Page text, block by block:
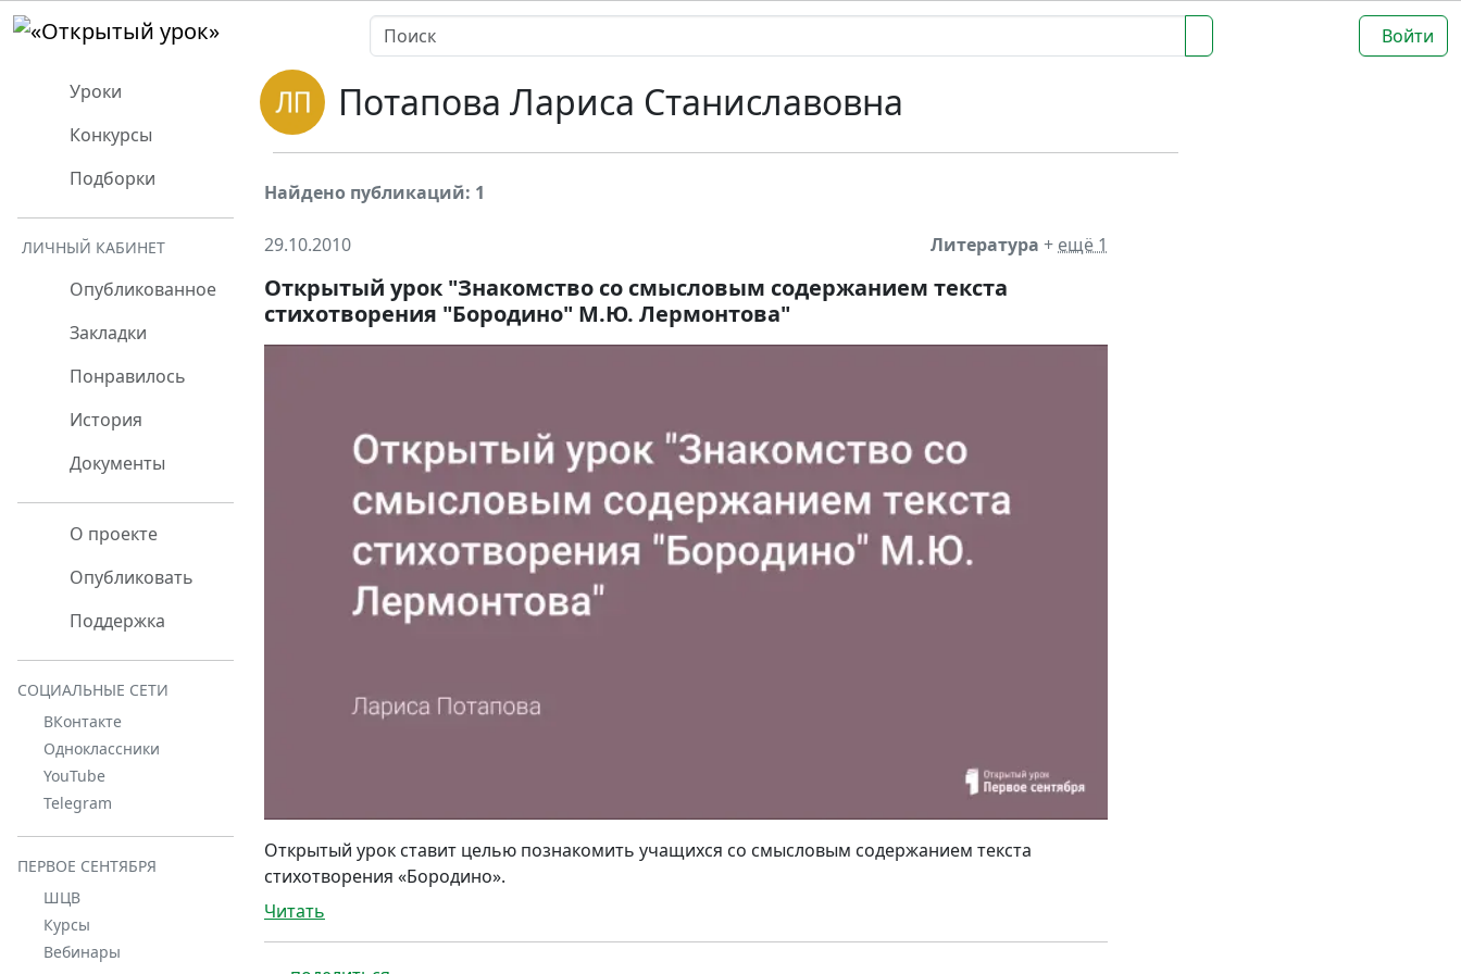
Войти
Уроки
Конкурсы
Подборки
ЛИЧНЫЙ КАБИНЕТ
Опубликованное
Закладки
Понравилось
История
Документы
О проекте
Опубликовать
Поддержка
СОЦИАЛЬНЫЕ СЕТИ
ВКонтакте
Одноклассники
YouTube
Telegram
ПЕРВОЕ СЕНТЯБРЯ
ШЦВ
Курсы
Вебинары
Потапова Лариса Станиславовна
Найдено публикаций: 1
29.10.2010 Литература + ещё 1
Открытый урок "Знакомство со смысловым содержанием текста
стихотворения "Бородино" М.Ю. Лермонтова"
Открытый урок ставит целью познакомить учащихся со смысловым содержанием текста
стихотворения «Бородино».
Читать